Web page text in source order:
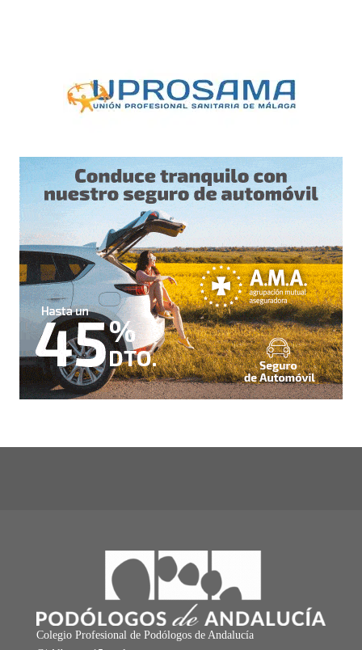
Colegio Profesional de Podólogos de Andalucía